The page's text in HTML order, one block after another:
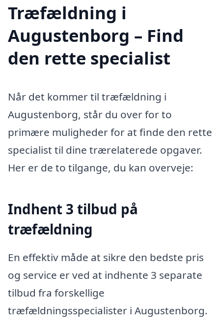
Træfældning i
Augustenborg – Find
den rette specialist
Når det kommer til træfældning i
Augustenborg, står du over for to
primære muligheder for at finde den rette
specialist til dine trærelaterede opgaver.
Her er de to tilgange, du kan overveje:
Indhent 3 tilbud på
træfældning
En effektiv måde at sikre den bedste pris
og service er ved at indhente 3 separate
tilbud fra forskellige
træfældningsspecialister i Augustenborg.